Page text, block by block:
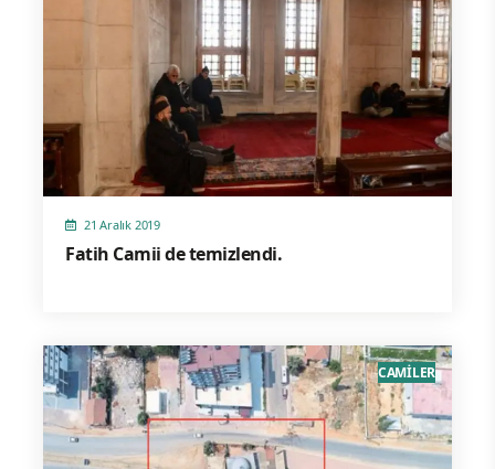
21 Aralık 2019
Fatih Camii de temizlendi.
CAMİLER